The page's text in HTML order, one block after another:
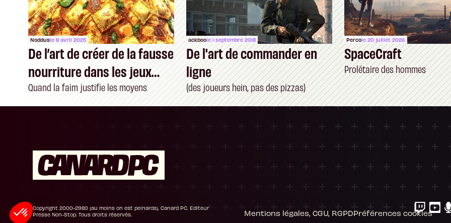
Noddusle 8 avril 2025
De l’art de créer de la fausse
nourriture dans les jeux
vidéo
Quand la faim justifie les moyens
ackboole 1 septembre 2018
De l'art de commander en
ligne
(des joueurs hein, pas des pizzas)
Percole 20 juillet 2026
SpaceCraft
Prolétaire des hommes
Copyright 2000-2980 (au moins on est peinards), Canard PC. Editeur
Presse Non-Stop. Tous droits réservés.
Mentions légales, CGU, RGPDPréférences cookies
Notre plateforme vous permet d'adapter et de gérer vos paramètres de confidentialité,